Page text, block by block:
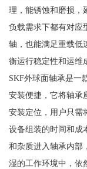
理，能锈蚀和磨损，
负载需求下都有对应
轴，也能满足重载低
衡运行稳定性和运维
SKF外球面轴承是一
安装便捷，它将轴承
安装定位，用户只需
设备组装的时间和成
和杂质进入轴承内部
湿的工作环境中，依